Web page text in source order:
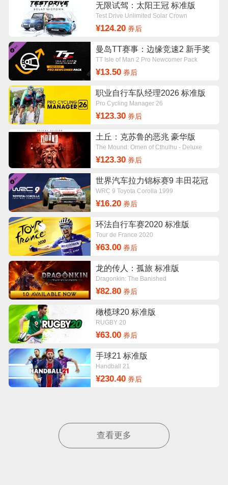
无限试驾：太阳王冠 标准版
Test Drive Unlimited Solar Crown
¥124.20券后
曼岛TT赛事：边缘竞速2 新手奖
励包
TT Isle of Man 2 Pro Newcomer Pack
¥13.50券后
职业自行车队经理2026 标准版
Pro Cycling Manager 26
¥123.30券后
土丘：克苏鲁的恶兆 豪华版
The Mound: Omen of Cthulhu - Deluxe
¥123.30券后
世界汽车拉力锦标赛9 丰田花冠
DLC
WRC 9 Toyota Corolla 1999
¥16.20券后
环法自行车赛2020 标准版
Tour de France 2020
¥63.00券后
龙的传人：孤旅 标准版
Dragonkin: The Banished
¥82.80券后
橄榄球20 标准版
RUGBY 20
¥63.00券后
手球21 标准版
Handball 21
¥230.40券后
查看更多